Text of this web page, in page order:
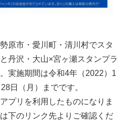
原市・愛川町・清川村でスタ
丹沢・大山×宮ヶ瀬スタンプラ
実施期間は令和4年（2022）1
日（月）までです。
プリを利用したものになりま
下のリンク先よりご確認くだ